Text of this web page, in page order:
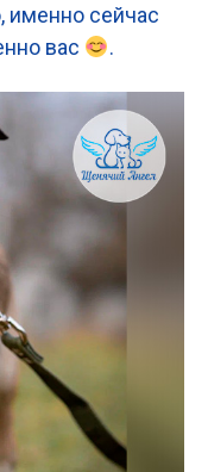
именно сейчас
вас
.